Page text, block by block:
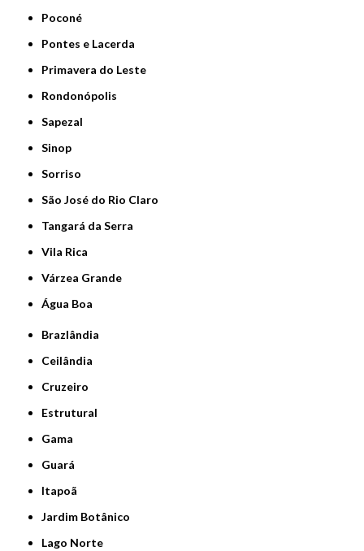
Poconé
Pontes e Lacerda
Primavera do Leste
Rondonópolis
Sapezal
Sinop
Sorriso
São José do Rio Claro
Tangará da Serra
Vila Rica
Várzea Grande
Água Boa
Brazlândia
Ceilândia
Cruzeiro
Estrutural
Gama
Guará
Itapoã
Jardim Botânico
Lago Norte